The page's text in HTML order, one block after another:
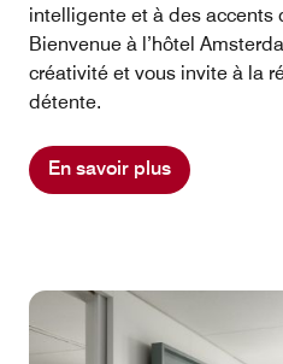
intelligente et à des accents
Bienvenue à l’hôtel
créativité et vous invite à la
détente.
En savoir plus